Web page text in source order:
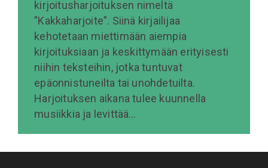
kirjoitusharjoituksen nimeltä
”Kakkaharjoite”. Siinä kirjailijaa
kehotetaan miettimään aiempia
kirjoituksiaan ja keskittymään erityisesti
niihin teksteihin, jotka tuntuvat
epäonnistuneilta tai unohdetuilta.
Harjoituksen aikana tulee kuunnella
musiikkia ja levittää…